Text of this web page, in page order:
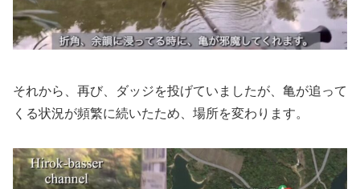
それから、再び、ダッジを投げていましたが、亀が追って
くる状況が頻繁に続いたため、場所を変わります。